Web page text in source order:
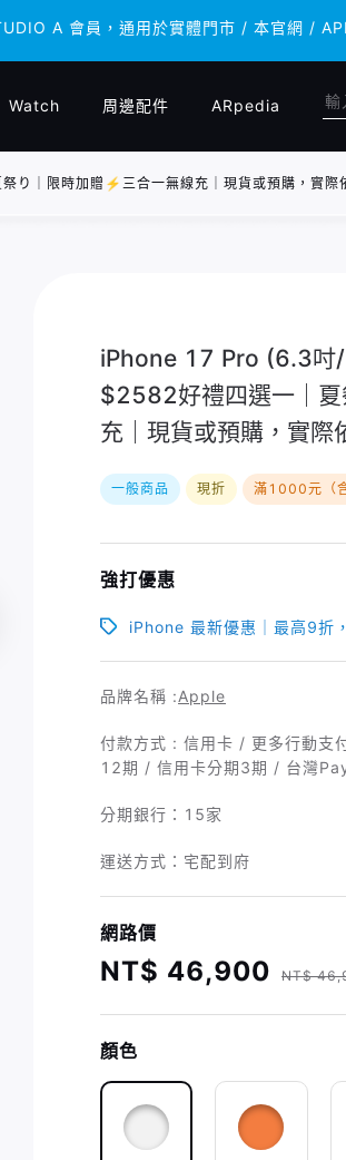
A 會員，通用於實體門市 / 本官網 /
A 會員，通用於實體門市 / 本官網 /
Watch 周邊配件 ARpedia
｜限時加贈⚡️三合一無線充｜現貨或預購，實際
iPhone 17 Pro (6.3吋
$2582好禮四選一｜
充｜現貨或預購，實際
一般商品 現折 滿1000元（
強打優惠
iPhone 最新優惠｜最高9折
品牌名稱 :Apple
付款方式 : 信用卡 / 更多行動
12期 / 信用卡分期3期 / 台灣
分期銀行： 15家
運送方式：宅配到府
網路價
NT$ 46,900 NT$
顏色